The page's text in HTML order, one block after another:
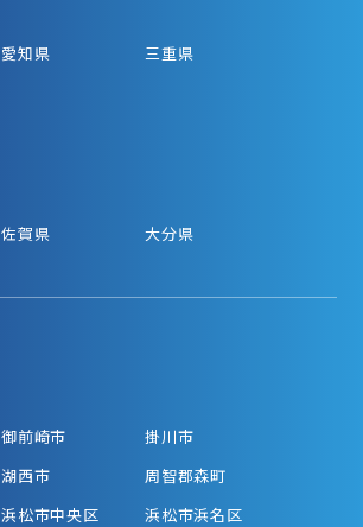
愛知県 三重県
佐賀県 大分県
御前崎市
掛川市
湖西市
周智郡森町
浜松市中央区 浜松市浜名区